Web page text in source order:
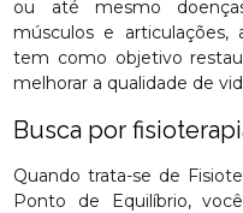
ou até mesmo
músculos e articulações,
tem como objetivo
melhorar a qualidade de
Busca por
Quando trata-se de
Ponto de Equilíbrio,